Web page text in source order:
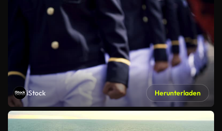
iStock Herunterladen